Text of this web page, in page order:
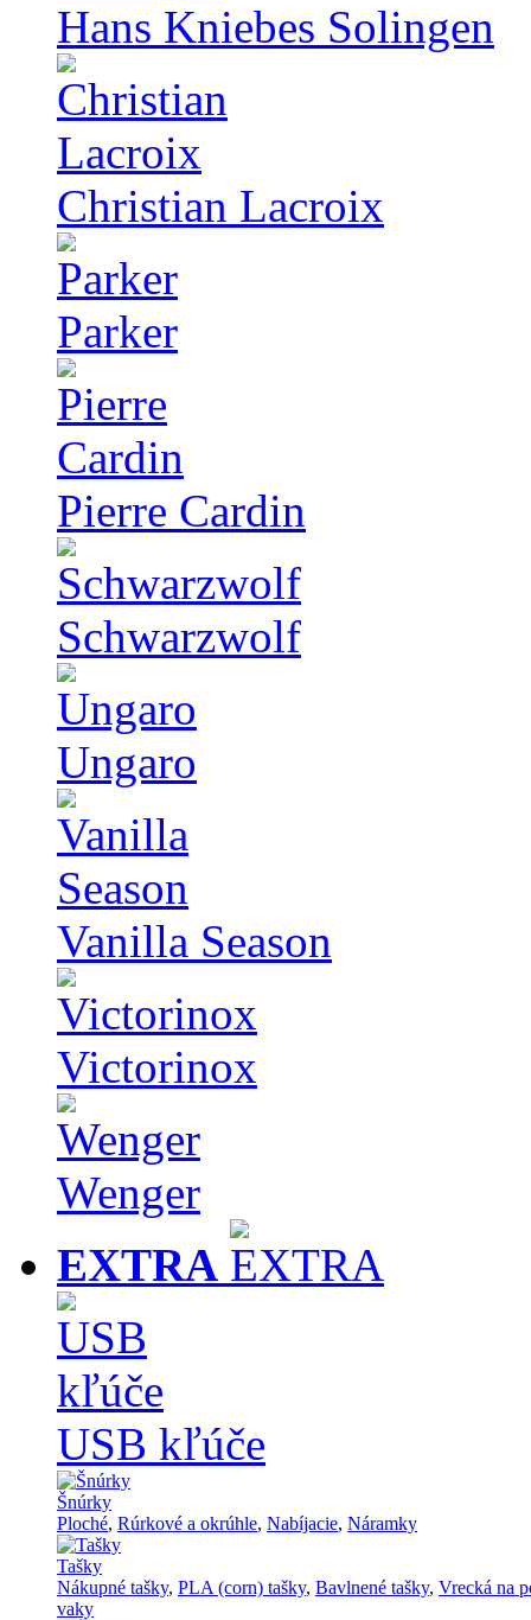
Hans Kniebes Solingen
Christian Lacroix
Parker
Pierre Cardin
Schwarzwolf
Ungaro
Vanilla Season
Victorinox
Wenger
EXTRA
USB kľúče
Šnúrky
Ploché, Rúrkové a okrúhle, Nabíjacie, Náramky
Tašky
Nákupné tašky, PLA (corn) tašky, Bavlnené tašky, Vrecká na
vaky